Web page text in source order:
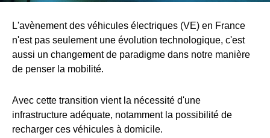
L'avènement des véhicules électriques (VE) en France
n'est pas seulement une évolution technologique, c'est
aussi un changement de paradigme dans notre manière
de penser la mobilité.
Avec cette transition vient la nécessité d'une
infrastructure adéquate, notamment la possibilité de
recharger ces véhicules à domicile.